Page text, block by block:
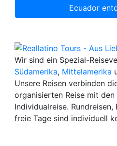
Ecuador
Wir sind ein Spezial-
Südamerika, Mittelamerika
Unsere Reisen verbinden
organisierten Reise mit den
Individualreise. Rundreisen,
freie Tage sind individuell